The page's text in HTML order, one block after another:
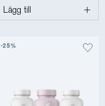
Lägg till
-25%